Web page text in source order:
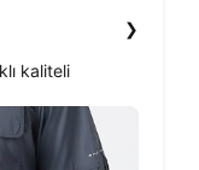
❯
kaliteli